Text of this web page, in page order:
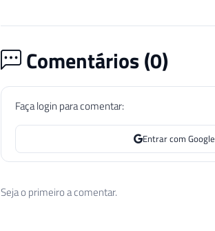
Comentários (0)
Faça login para comentar:
Entrar com Google
Seja o primeiro a comentar.